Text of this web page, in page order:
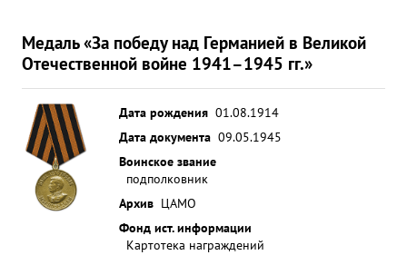
Медаль «За победу над Германией в Великой
Отечественной войне 1941–1945 гг.»
Дата рождения 01.08.1914
Дата документа 09.05.1945
Воинское звание
подполковник
Архив ЦАМО
Фонд ист. информации
Картотека награждений